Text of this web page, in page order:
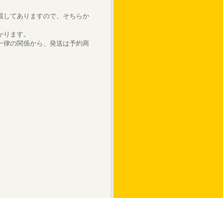
してありますので、そちらか
ます。
律の関係から、発送は予約商